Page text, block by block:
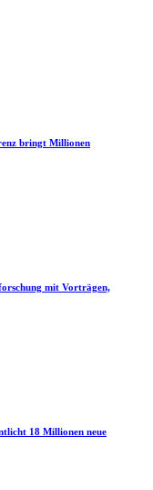
bringt Millionen
mit Vorträgen,
18 Millionen neue